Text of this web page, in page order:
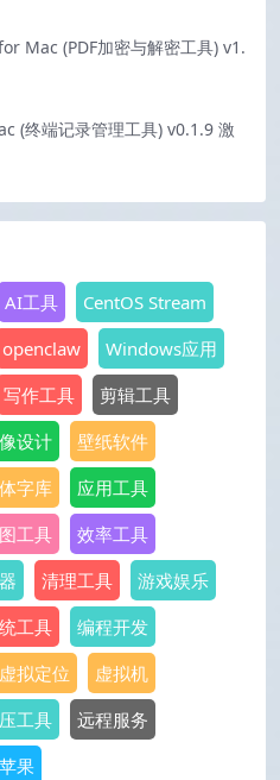
Mac (PDF加密与解密工具) v1.
(终端记录管理工具) v0.1.9 激
AI工具
CentOS Stream
openclaw
Windows应用
写作工具
剪辑工具
设计
壁纸软件
字库
应用工具
工具
效率工具
清理工具
游戏娱乐
工具
编程开发
虚拟定位
虚拟机
工具
远程服务
果